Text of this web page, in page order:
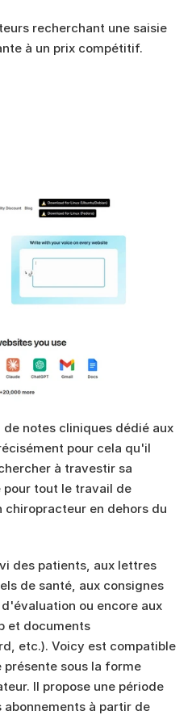
recherchant une saisie
à un prix compétitif.
notes cliniques dédié aux
pour cela qu'il
à travestir sa
pour tout le travail de
en dehors du
des patients, aux lettres
de santé, aux consignes
ou encore aux
et documents
etc.). Voicy est compatible
présente sous la forme
Il propose une période
à partir de